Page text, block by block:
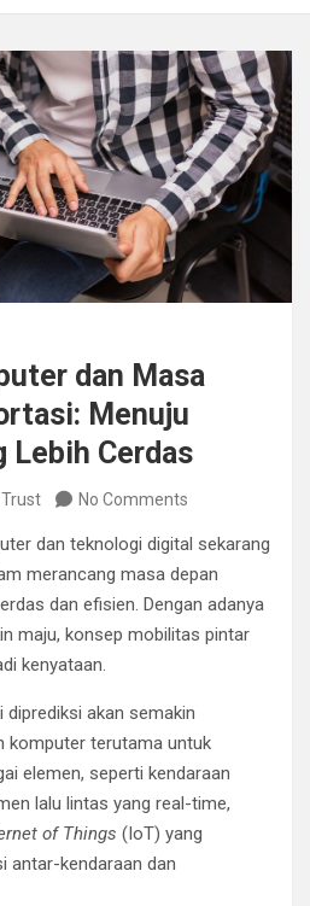
dan Masa
Menuju
Lebih Cerdas
Trust No Comments
dan teknologi digital sekarang
merancang masa depan
dan efisien. Dengan adanya
maju, konsep mobilitas pintar
kenyataan.
akan semakin
komputer terutama untuk
elemen, seperti kendaraan
lalu lintas yang real-time,
of Things (IoT) yang
antar-kendaraan dan